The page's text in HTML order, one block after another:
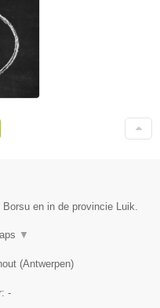
en in de provincie Luik.
▼
(Antwerpen)
-